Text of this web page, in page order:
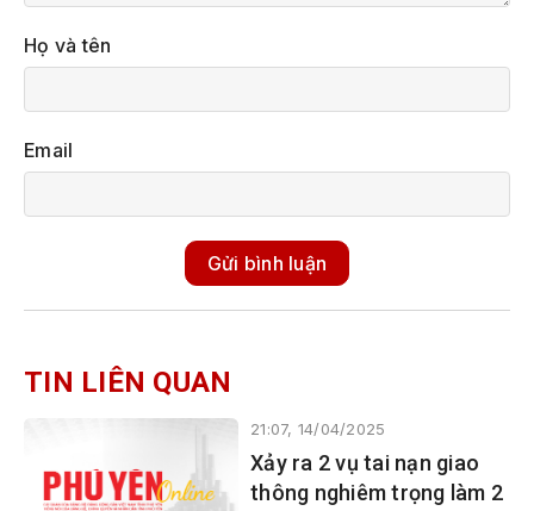
Họ và tên
Email
Gửi bình luận
TIN LIÊN QUAN
21:07, 14/04/2025
Xảy ra 2 vụ tai nạn giao
thông nghiêm trọng làm 2